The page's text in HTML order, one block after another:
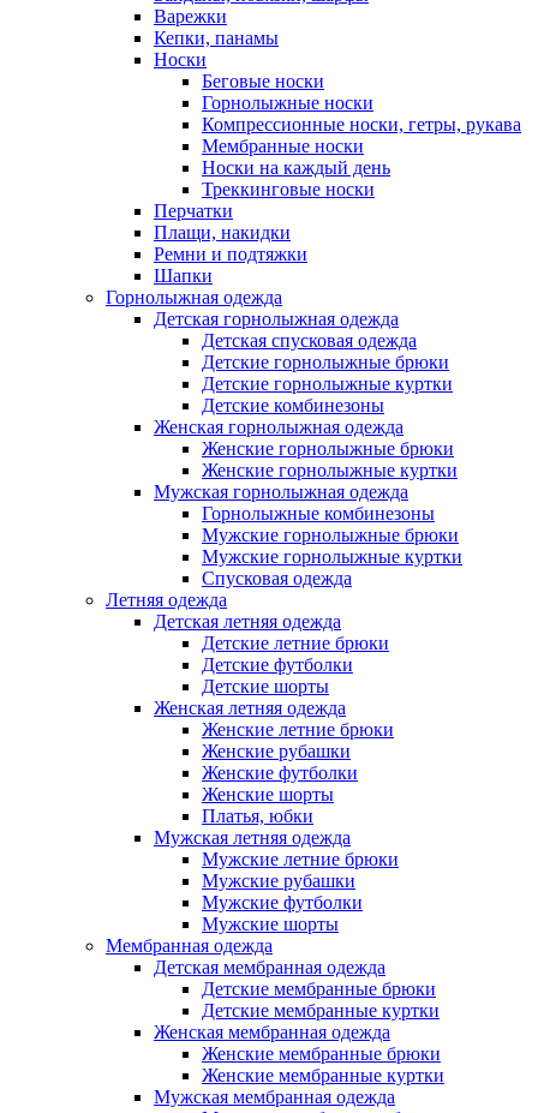
Варежки
Кепки, панамы
Носки
Беговые носки
Горнолыжные носки
Компрессионные носки, гетры, рукава
Мембранные носки
Носки на каждый день
Треккинговые носки
Перчатки
Плащи, накидки
Ремни и подтяжки
Шапки
Горнолыжная одежда
Детская горнолыжная одежда
Детская спусковая одежда
Детские горнолыжные брюки
Детские горнолыжные куртки
Детские комбинезоны
Женская горнолыжная одежда
Женские горнолыжные брюки
Женские горнолыжные куртки
Мужская горнолыжная одежда
Горнолыжные комбинезоны
Мужские горнолыжные брюки
Мужские горнолыжные куртки
Спусковая одежда
Летняя одежда
Детская летняя одежда
Детские летние брюки
Детские футболки
Детские шорты
Женская летняя одежда
Женские летние брюки
Женские рубашки
Женские футболки
Женские шорты
Платья, юбки
Мужская летняя одежда
Мужские летние брюки
Мужские рубашки
Мужские футболки
Мужские шорты
Мембранная одежда
Детская мембранная одежда
Детские мембранные брюки
Детские мембранные куртки
Женская мембранная одежда
Женские мембранные брюки
Женские мембранные куртки
Мужская мембранная одежда